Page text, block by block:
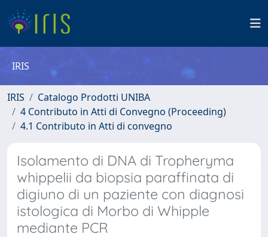
IRIS
IRIS
Catalogo Prodotti UNIBA
4 Contributo in Atti di Convegno (Proceeding)
4.1 Contributo in Atti di convegno
Isolamento di DNA di Tropheryma
whippelii da biopsia paraffinata di
digiuno di un paziente con diagnosi
istologica di Morbo di Whipple
mediante PCR